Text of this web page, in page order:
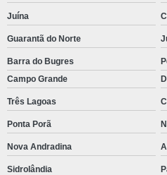
Juína
Guarantã do Norte
Barra do Bugres
Campo Grande
Três Lagoas
Ponta Porã
Nova Andradina
Sidrolândia